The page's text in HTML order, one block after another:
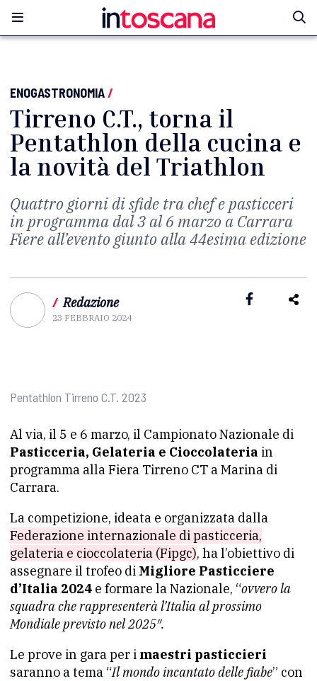
ENOGASTRONOMIA/
Tirreno C.T., torna il
Pentathlon della cucina e
la novità del Triathlon
Quattro giorni di sfide tra chef e pasticceri
in programma dal 3 al 6 marzo a Carrara
Fiere all’evento giunto alla 44esima edizione
/ Redazione
23 FEBBRAIO 2024
Pentathlon Tirreno C.T. 2023
Al via, il 5 e 6 marzo, il Campionato Nazionale di
Pasticceria, Gelateria e Cioccolateria in
programma alla Fiera Tirreno CT a Marina di
Carrara.
La competizione, ideata e organizzata dalla
Federazione internazionale di pasticceria,
gelateria e cioccolateria (Fipgc), ha l’obiettivo di
assegnare il trofeo di Migliore Pasticciere
d’Italia 2024 e formare la Nazionale, “ovvero la
squadra che rappresenterà l’Italia al prossimo
Mondiale previsto nel 2025″.
Le prove in gara per i maestri pasticcieri
saranno a tema “Il mondo incantato delle fiabe” con